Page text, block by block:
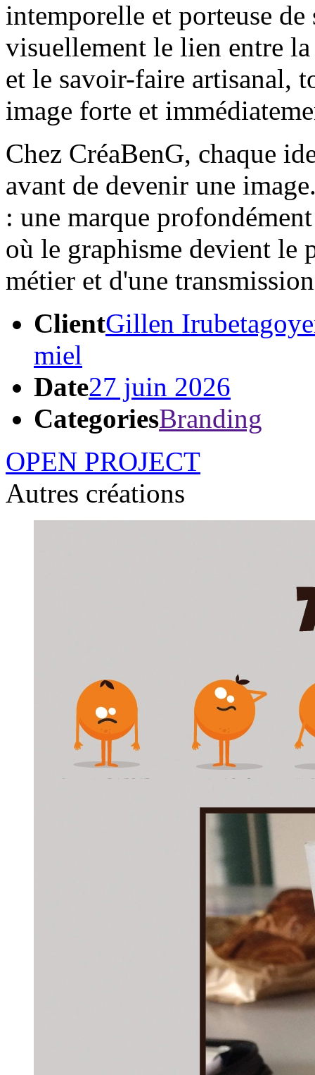
intemporelle et porteuse
visuellement le lien entre
et le savoir-faire artisanal,
image forte et
Chez CréaBenG, chaque
avant de devenir une
: une marque
où le graphisme devient le
métier et d'une
ClientGillen
miel
Date27 juin 2026
CategoriesBranding
OPEN PROJECT
Autres créations